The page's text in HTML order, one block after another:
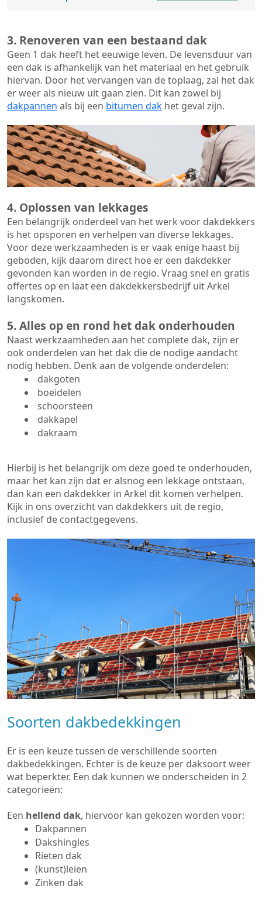
3. Renoveren van een bestaand dak
Geen 1 dak heeft het eeuwige leven. De levensduur van
een dak is afhankelijk van het materiaal en het gebruik
hiervan. Door het vervangen van de toplaag, zal het dak
er weer als nieuw uit gaan zien. Dit kan zowel bij
dakpannen als bij een bitumen dak het geval zijn.
4. Oplossen van lekkages
Een belangrijk onderdeel van het werk voor dakdekkers
is het opsporen en verhelpen van diverse lekkages.
Voor deze werkzaamheden is er vaak enige haast bij
geboden, kijk daarom direct hoe er een dakdekker
gevonden kan worden in de regio. Vraag snel en gratis
offertes op en laat een dakdekkersbedrijf uit Arkel
langskomen.
5. Alles op en rond het dak onderhouden
Naast werkzaamheden aan het complete dak, zijn er
ook onderdelen van het dak die de nodige aandacht
nodig hebben. Denk aan de volgende onderdelen:
dakgoten
boeidelen
schoorsteen
dakkapel
dakraam
Hierbij is het belangrijk om deze goed te onderhouden,
maar het kan zijn dat er alsnog een lekkage ontstaan,
dan kan een dakdekker in Arkel dit komen verhelpen.
Kijk in ons overzicht van dakdekkers uit de regio,
inclusief de contactgegevens.
Soorten dakbedekkingen
Er is een keuze tussen de verschillende soorten
dakbedekkingen. Echter is de keuze per daksoort weer
wat beperkter. Een dak kunnen we onderscheiden in 2
categorieën:
Een hellend dak, hiervoor kan gekozen worden voor:
Dakpannen
Dakshingles
Rieten dak
(kunst)leien
Zinken dak